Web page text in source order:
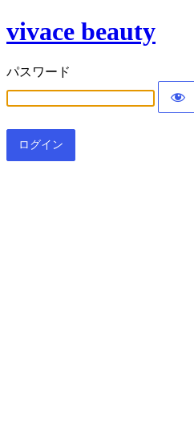
vivace beauty
パスワード